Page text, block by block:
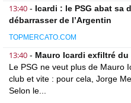
13:40 - Icardi : le PSG abat sa
débarrasser de l’Argentin
TOPMERCATO.COM
13:40 - Mauro Icardi exfiltré du
Le PSG ne veut plus de Mauro
club et vite : pour cela, Jorge
Selon le...